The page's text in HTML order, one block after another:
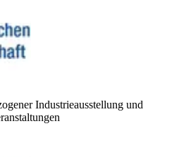
Industrieausstellung und